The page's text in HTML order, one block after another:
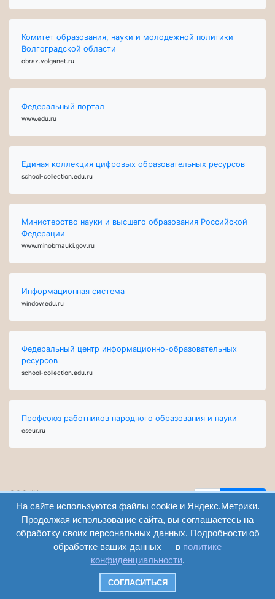
Комитет образования, науки и молодежной политики
Волгоградской области
obraz.volganet.ru
Федеральный портал
www.edu.ru
Единая коллекция цифровых образовательных ресурсов
school-collection.edu.ru
Министерство науки и высшего образования Российской
Федерации
www.minobrnauki.gov.ru
Информационная система
window.edu.ru
Федеральный центр информационно-образовательных
ресурсов
school-collection.edu.ru
Профсоюз работников народного образования и науки
eseur.ru
ООО "Центр
образования и
консалтинга"
Волгоград 2008-
2026
вход
регистрация
Версия
сайта для
слабовидящих
На сайте используются файлы cookie и Яндекс.Метрики.
Продолжая использование сайта, вы соглашаетесь на
обработку своих персональных данных. Подробности об
обработке ваших данных — в политике
конфиденциальности.
СОГЛАСИТЬСЯ